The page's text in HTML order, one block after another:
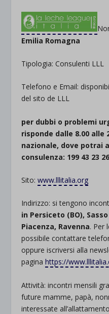
Emilia Romagna
Tipologia: Consulenti LLL
Telefono e Email:
del sito de LLL
per dubbi o problemi
risponde dalle 8.00 alle
nazionale, dove potrai
consulenza: 199 43 23 26
Sito:www.lllitalia.org
Indirizzo: si tengono
in Persiceto (BO),
Piacenza, Ravenna. Per
possibile contattare
oppure iscriversi alla
paginahttps://
Attività: incontri mensili
future mamme, papà,
interessate